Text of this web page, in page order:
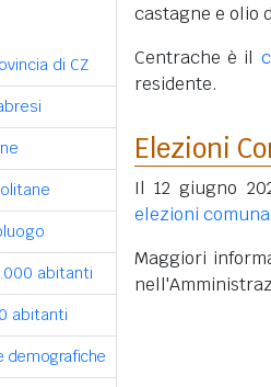
di CZ
abitanti
abitanti
demografiche
castagne e olio
Centrache è il
residente.
Elezioni
Il 12 giugno
elezioni
Maggiori